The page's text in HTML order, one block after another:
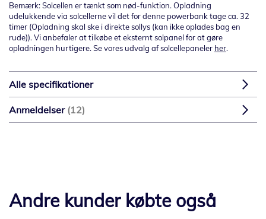
Bemærk: Solcellen er tænkt som nød-funktion. Opladning
udelukkende via solcellerne vil det for denne powerbank tage ca. 32
timer (Opladning skal ske i direkte sollys (kan ikke oplades bag en
rude)). Vi anbefaler at tilkøbe et eksternt solpanel for at gøre
opladningen hurtigere. Se vores udvalg af solcellepaneler her.
Alle specifikationer
Anmeldelser 12
Andre kunder købte også